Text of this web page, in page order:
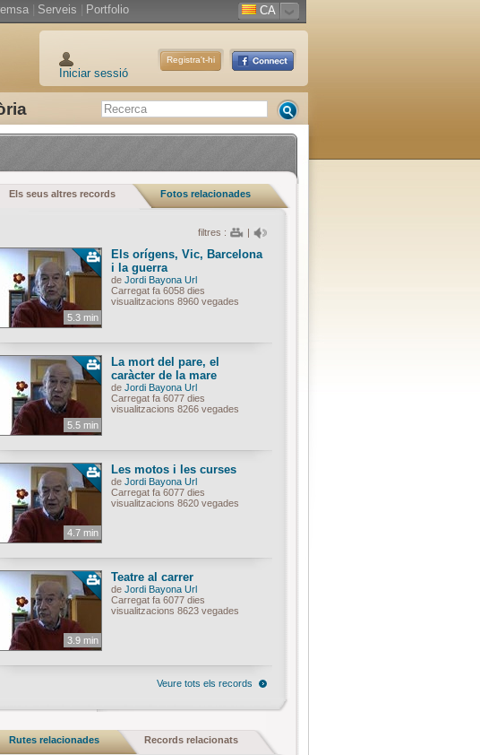
Serveis Portfolio CA
Iniciar sessió
Registra't-hi
Els seus altres records Fotos relacionades
filtres : |
5.3 min
Els orígens, Vic, Barcelona
i la guerra
de Jordi Bayona Url
Carregat fa 6058 dies
visualitzacions 8960 vegades
5.5 min
La mort del pare, el
caràcter de la mare
de Jordi Bayona Url
Carregat fa 6077 dies
visualitzacions 8266 vegades
4.7 min
Les motos i les curses
de Jordi Bayona Url
Carregat fa 6077 dies
visualitzacions 8620 vegades
3.9 min
Teatre al carrer
de Jordi Bayona Url
Carregat fa 6077 dies
visualitzacions 8623 vegades
Veure tots els records
Rutes relacionades Records relacionats